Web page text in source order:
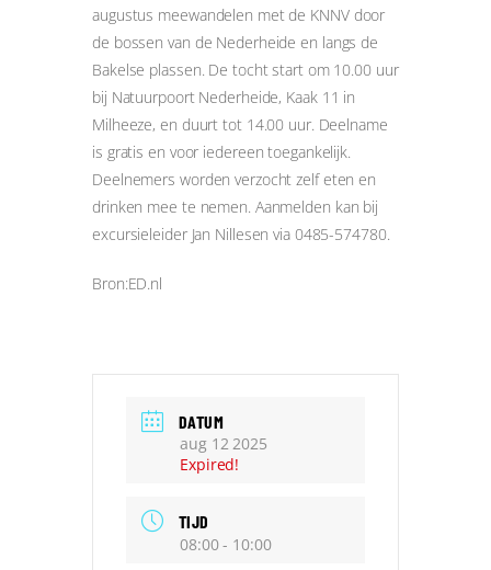
augustus meewandelen met de KNNV door
de bossen van de Nederheide en langs de
Bakelse plassen. De tocht start om 10.00 uur
bij Natuurpoort Nederheide, Kaak 11 in
Milheeze, en duurt tot 14.00 uur. Deelname
is gratis en voor iedereen toegankelijk.
Deelnemers worden verzocht zelf eten en
drinken mee te nemen. Aanmelden kan bij
excursieleider Jan Nillesen via 0485-574780.
Bron:ED.nl
DATUM
aug 12 2025
Expired!
TIJD
08:00 - 10:00